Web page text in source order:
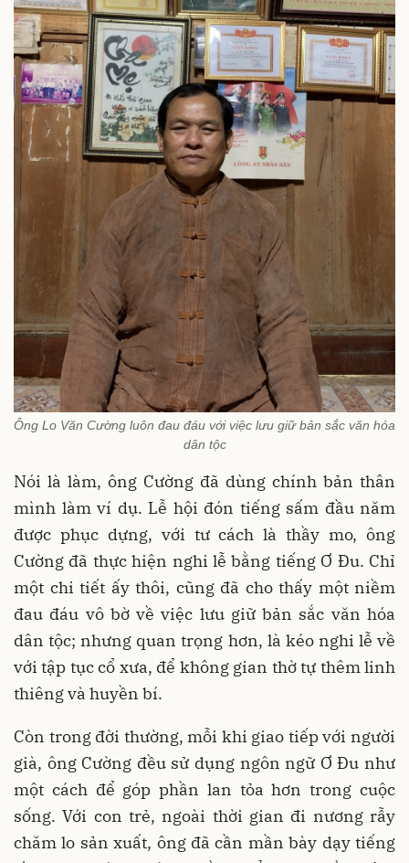
Ông Lo Văn Cường luôn đau đáu với việc lưu giữ bản sắc văn hóa
dân tộc
Nói là làm, ông Cường đã dùng chính bản thân
mình làm ví dụ. Lễ hội đón tiếng sấm đầu năm
được phục dựng, với tư cách là thầy mo, ông
Cường đã thực hiện nghi lễ bằng tiếng Ơ Đu. Chỉ
một chi tiết ấy thôi, cũng đã cho thấy một niềm
đau đáu vô bờ về việc lưu giữ bản sắc văn hóa
dân tộc; nhưng quan trọng hơn, là kéo nghi lễ về
với tập tục cổ xưa, để không gian thờ tự thêm linh
thiêng và huyền bí.
Còn trong đời thường, mỗi khi giao tiếp với người
già, ông Cường đều sử dụng ngôn ngữ Ơ Đu như
một cách để góp phần lan tỏa hơn trong cuộc
sống. Với con trẻ, ngoài thời gian đi nương rẫy
chăm lo sản xuất, ông đã cần mần bày dạy tiếng